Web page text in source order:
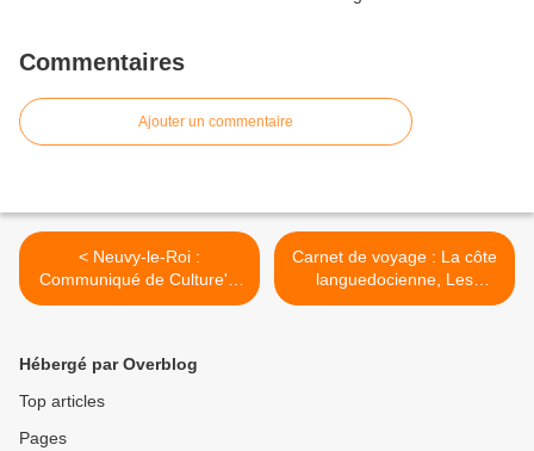
Commentaires
Ajouter un commentaire
< Neuvy-le-Roi :
Communiqué de Culture'O
pré : Public en Herbe
Carnet de voyage : La côte
languedocienne, Les
Saintes-Maries de la Mer >
Hébergé par Overblog
Top articles
Pages